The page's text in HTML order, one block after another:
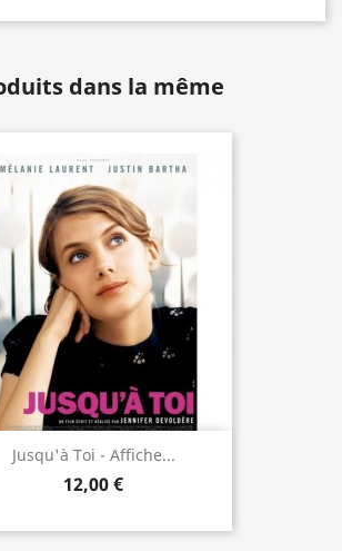
dans la même
Jusqu'à Toi - Affiche...
12,00 €